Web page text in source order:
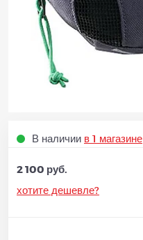
В наличии в 1 магазине
2 100 руб.
хотите дешевле?